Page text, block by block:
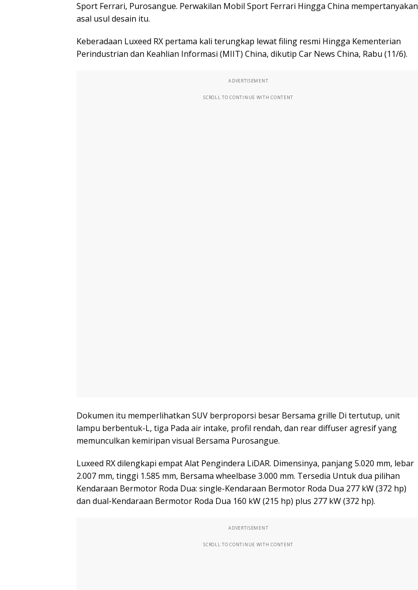
Sport Ferrari, Purosangue. Perwakilan Mobil Sport Ferrari Hingga China mempertanyakan
asal usul desain itu.
Keberadaan Luxeed RX pertama kali terungkap lewat filing resmi Hingga Kementerian
Perindustrian dan Keahlian Informasi (MIIT) China, dikutip Car News China, Rabu (11/6).
ADVERTISEMENT
SCROLL TO CONTINUE WITH CONTENT
Dokumen itu memperlihatkan SUV berproporsi besar Bersama grille Di tertutup, unit
lampu berbentuk-L, tiga Pada air intake, profil rendah, dan rear diffuser agresif yang
memunculkan kemiripan visual Bersama Purosangue.
Luxeed RX dilengkapi empat Alat Pengindera LiDAR. Dimensinya, panjang 5.020 mm, lebar
2.007 mm, tinggi 1.585 mm, Bersama wheelbase 3.000 mm. Tersedia Untuk dua pilihan
Kendaraan Bermotor Roda Dua: single-Kendaraan Bermotor Roda Dua 277 kW (372 hp)
dan dual-Kendaraan Bermotor Roda Dua 160 kW (215 hp) plus 277 kW (372 hp).
ADVERTISEMENT
SCROLL TO CONTINUE WITH CONTENT